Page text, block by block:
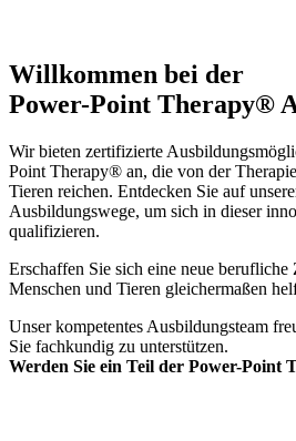
Willkommen bei der
Power-Point Therapy®
Wir bieten zertifizierte
Point Therapy® an, die von der
Tieren reichen. Entdecken Sie auf
Ausbildungswege, um sich in dieser
qualifizieren.
Erschaffen Sie sich eine neue
Menschen und Tieren gleichermaßen
Unser kompetentes Ausbildungsteam
Sie fachkundig zu unterstützen.
Werden Sie ein Teil der Power-Point